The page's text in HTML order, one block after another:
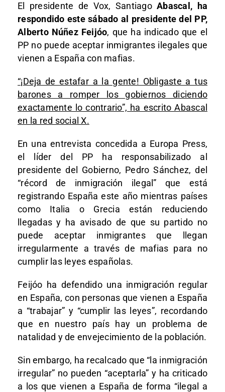
El presidente de Vox, SantiagoAbascal, ha
respondido este sábado al presidente del PP,
Alberto Núñez Feijóo, que ha indicado que el
PP no puede aceptar inmigrantes ilegales que
vienen a España con mafias.
“¡Deja de estafar a la gente! Obligaste a tus
barones a romper los gobiernos diciendo
exactamente lo contrario”, ha escrito Abascal
en la red social X.
En una entrevista concedida a Europa Press,
el líder del PP ha responsabilizado al
presidente del Gobierno, Pedro Sánchez, del
“récord de inmigración ilegal” que está
registrando España este año mientras países
como Italia o Grecia están reduciendo
llegadas y ha avisado de que su partido no
puede aceptar inmigrantes que llegan
irregularmente a través de mafias para no
cumplir las leyes españolas.
Feijóo ha defendido una inmigración regular
en España, con personas que vienen a España
a “trabajar” y “cumplir las leyes”, recordando
que en nuestro país hay un problema de
natalidad y de envejecimiento de la población.
Sin embargo, ha recalcado que “la inmigración
irregular” no pueden “aceptarla” y ha criticado
a los que vienen a España de forma “ilegal a